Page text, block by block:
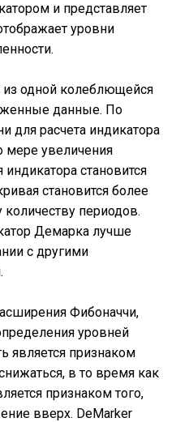
и представляет
уровни
из одной колеблющейся
данные. По
для расчета индикатора
мере увеличения
становится
становится более
периодов.
Демарка лучше
с другими
Фибоначчи,
уровней
является признаком
в то время как
признаком того,
вверх. DeMarker